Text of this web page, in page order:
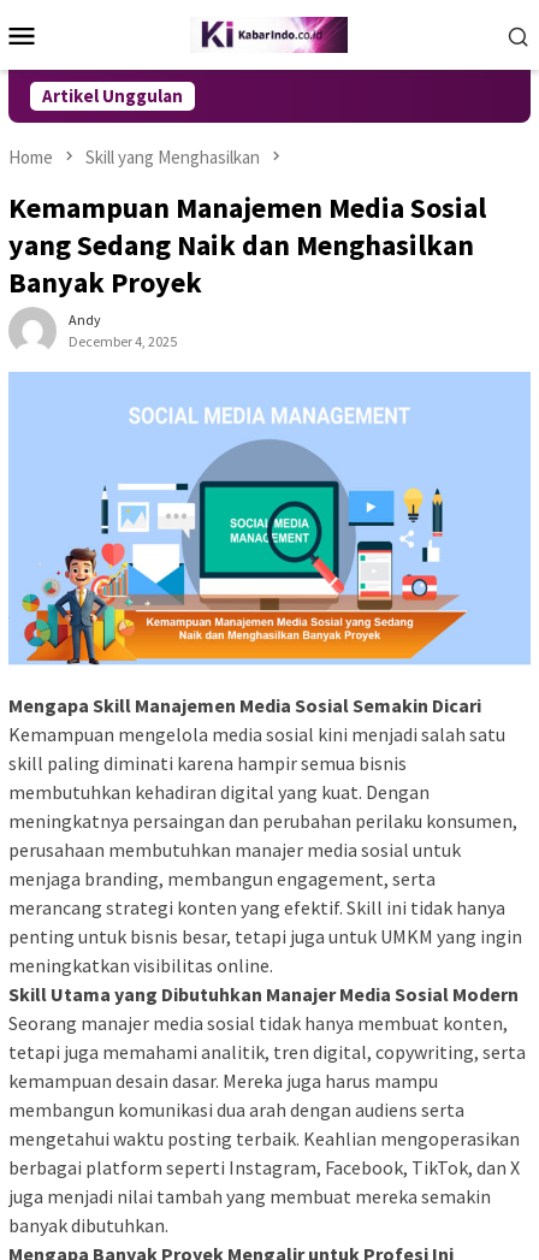
to
Menu
Artikel Unggulan
Home Skill yang Menghasilkan
Kemampuan Manajemen Media Sosial
yang Sedang Naik dan Menghasilkan
Banyak Proyek
Andy
December 4, 2025
Mengapa Skill Manajemen Media Sosial Semakin Dicari
Kemampuan mengelola media sosial kini menjadi salah satu
skill paling diminati karena hampir semua bisnis
membutuhkan kehadiran digital yang kuat. Dengan
meningkatnya persaingan dan perubahan perilaku konsumen,
perusahaan membutuhkan manajer media sosial untuk
menjaga branding, membangun engagement, serta
merancang strategi konten yang efektif. Skill ini tidak hanya
penting untuk bisnis besar, tetapi juga untuk UMKM yang ingin
meningkatkan visibilitas online.
Skill Utama yang Dibutuhkan Manajer Media Sosial Modern
Seorang manajer media sosial tidak hanya membuat konten,
tetapi juga memahami analitik, tren digital, copywriting, serta
kemampuan desain dasar. Mereka juga harus mampu
membangun komunikasi dua arah dengan audiens serta
mengetahui waktu posting terbaik. Keahlian mengoperasikan
berbagai platform seperti Instagram, Facebook, TikTok, dan X
juga menjadi nilai tambah yang membuat mereka semakin
banyak dibutuhkan.
Mengapa Banyak Proyek Mengalir untuk Profesi Ini